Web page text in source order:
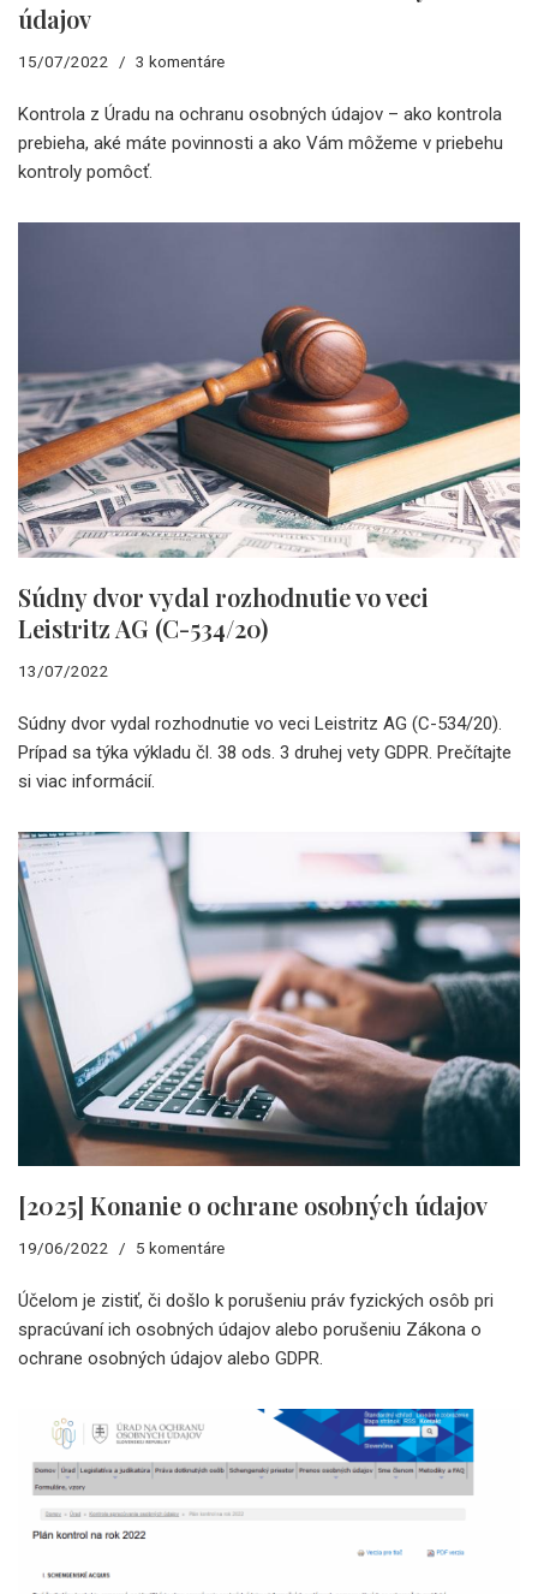
údajov
15/07/2022 3 komentáre
Kontrola z Úradu na ochranu osobných údajov – ako kontrola
prebieha, aké máte povinnosti a ako Vám môžeme v priebehu
kontroly pomôcť.
Súdny dvor vydal rozhodnutie vo veci
Leistritz AG (C-534/20)
13/07/2022
Súdny dvor vydal rozhodnutie vo veci Leistritz AG (C-534/20).
Prípad sa týka výkladu čl. 38 ods. 3 druhej vety GDPR. Prečítajte
si viac informácií.
[2025] Konanie o ochrane osobných údajov
19/06/2022 5 komentáre
Účelom je zistiť, či došlo k porušeniu práv fyzických osôb pri
spracúvaní ich osobných údajov alebo porušeniu Zákona o
ochrane osobných údajov alebo GDPR.